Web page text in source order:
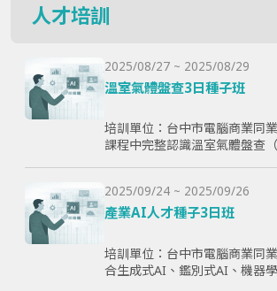
人才培訓
2025/08/27 ~ 2025/08/29
溫室氣體盤查3日種子班
培訓單位：台中市電腦商業同
課程中完整認識溫室氣體盤查
幫助學員更好了解ESG與碳排放
用，提高企業實現減碳目標。
2025/09/24 ~ 2025/09/26
產業AI人才種子3日班
培訓單位：台中市電腦商業同
合生成式AI、鑑別式AI、機器